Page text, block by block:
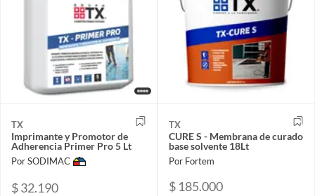
TX
Imprimante y Promotor de
Adherencia Primer Pro 5 Lt
Por SODIMAC
$ 32.190
TX
CURE S - Membrana de curado
base solvente 18Lt
Por Fortem
$ 185.000